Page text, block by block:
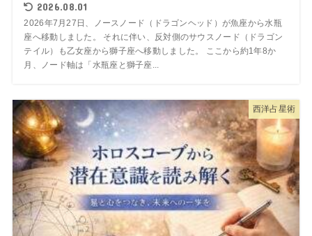
2026.08.01
2026年7月27日、ノースノード（ドラゴンヘッド）が魚座から水瓶
座へ移動しました。 それに伴い、反対側のサウスノード（ドラゴン
テイル）も乙女座から獅子座へ移動しました。 ここから約1年8か
月、ノード軸は「水瓶座と獅子座...
西洋占星術